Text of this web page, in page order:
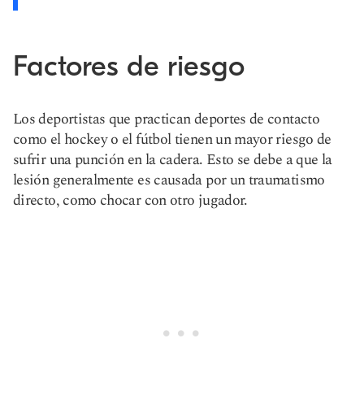
Factores de riesgo
Los deportistas que practican deportes de contacto
como el hockey o el fútbol tienen un mayor riesgo de
sufrir una punción en la cadera. Esto se debe a que la
lesión generalmente es causada por un traumatismo
directo, como chocar con otro jugador.